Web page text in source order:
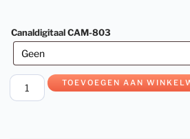
Canaldigitaal CAM-803
TOEVOEGEN AAN